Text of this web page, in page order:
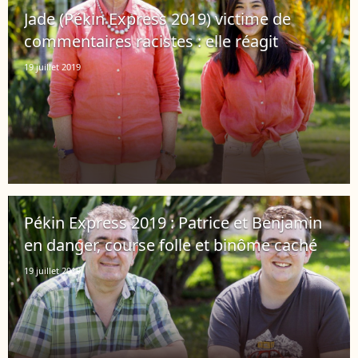
Jade (Pékin Express 2019) victime de
commentaires racistes : elle réagit
19 juillet 2019
Pékin Express 2019 : Patrice et Benjamin
en danger, course folle et binôme caché
19 juillet 2019